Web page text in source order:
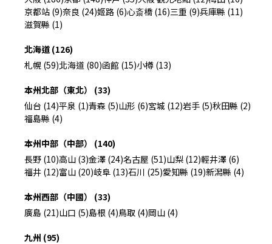
京都站 (9)奈良 (24)姬路 (6)心斎橋 (16)三重 (9)兵庫縣 (11)
滋賀縣 (1)
北海道 (126)
札幌 (59)北海道 (80)函館 (15)小樽 (13)
本州北部（東北） (33)
仙台 (14)平泉 (1)青森 (5)山形 (6)宮城 (12)岩手 (5)秋田縣 (2)
福島縣 (4)
本州中部（中部） (140)
長野 (10)高山 (3)金澤 (24)名古屋 (51)山梨 (12)輕井澤 (6)
福井 (12)富山 (20)岐阜 (13)石川 (25)愛知縣 (19)新潟縣 (4)
本州西部（中國） (33)
廣島 (21)山口 (5)島根 (4)鳥取 (4)岡山 (4)
九州 (95)